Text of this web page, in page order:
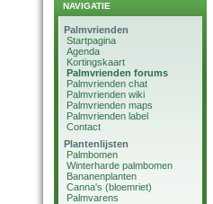
NAVIGATIE
Palmvrienden
Startpagina
Agenda
Kortingskaart
Palmvrienden forums
Palmvrienden chat
Palmvrienden wiki
Palmvrienden maps
Palmvrienden label
Contact
Plantenlijsten
Palmbomen
Winterharde palmbomen
Bananenplanten
Canna's (bloemriet)
Palmvarens